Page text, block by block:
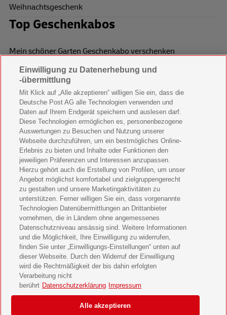
Weihnachtsgeschenk
Top Geschenkabos
Mein schöner Garten Geschenkabo verschenken
Wohnen & Garten Geschenkabo verschenken
Mein schönes Land Geschenkabo verschenken
Bild der Frau Geschenkabo verschenken
11 Freunde Geschenkabo verschenken
LEGO Ninjago Magazin Geschenkabo verschenken
Brigitte Geschenkabo verschenken
GEOlino Geschenkabo verschenken
Stern Crime Geschenkabo verschenken
Welt der Wunder Geschenkabo verschenken
GEO Geschenkabo verschenken
Datenschutz & Cookies
Einwilligung zu Datenerhebung und
-übermittlung
Mit Klick auf „Alle akzeptieren” willigen Sie ein, dass die
Deutsche Post AG alle Technologien verwenden und
Daten auf Ihrem Endgerät speichern und auslesen darf.
Diese Technologien ermöglichen es, personenbezogene
Auswertungen zu Besuchen und Nutzung unserer
Webseite durchzuführen, um ein bestmögliches Online-
Erlebnis zu bieten und Inhalte oder Funktionen den
jeweiligen Präferenzen und Interessen anzupassen.
Hierzu gehört auch die Erstellung von Profilen, um unser
Angebot möglichst komfortabel und zielgruppengerecht
zu gestalten und unsere Marketingaktivitäten zu
unterstützen. Ferner willigen Sie ein, dass vorgenannte
Technologien Datenübermittlungen an Drittanbieter
vornehmen, die in Ländern ohne angemessenes
Datenschutzniveau ansässig sind. Weitere Informationen
und die Möglichkeit, Ihre Einwilligung zu widerrufen,
finden Sie unter „Einwilligungs-Einstellungen“ unten auf
dieser Webseite. Durch den Widerruf der Einwilligung
wird die Rechtmäßigkeit der bis dahin erfolgten
Verarbeitung nicht
berührt Datenschutzerklärung Impressum
Alle akzeptieren